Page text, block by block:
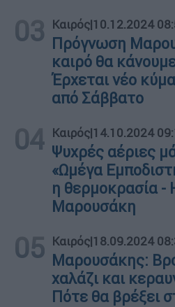
03 Καιρός|10.12.2024
Πρόγνωση
καιρό θα
Έρχεται νέο
από Σάββατο
04 Καιρός|14.10.2024
Ψυχρές αέριες
«Ωμέγα
η θερμοκρασία
Μαρουσάκη
05 Καιρός|18.09.2024
Μαρουσάκης:
χαλάζι και
Πότε θα βρέξει